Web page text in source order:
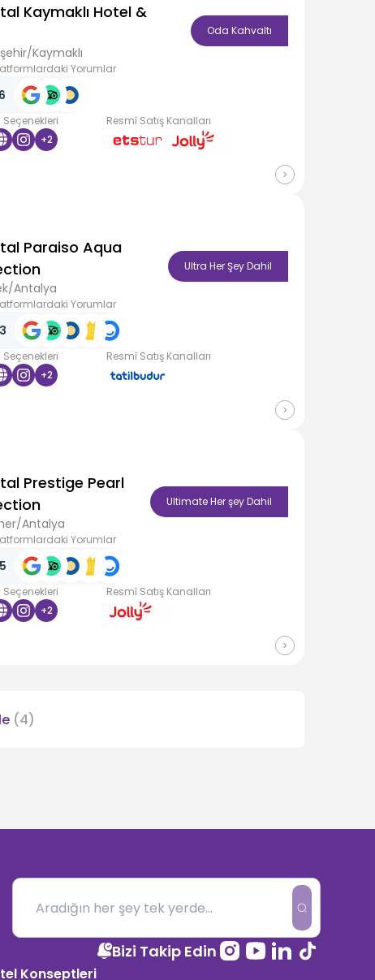
Kaymaklı Hotel &
Kaymaklı
Oda Kahvaltı
Yorumlar
Seçenekleri
+2
Resmî Satış Kanalları
Paraiso Aqua
Antalya
Ultra Her Şey Dahil
Yorumlar
Seçenekleri
+2
Resmî Satış Kanalları
Prestige Pearl
Antalya
Ultimate Her şey Dahil
Yorumlar
Seçenekleri
+2
Resmî Satış Kanalları
(4)
Bizi Takip Edin
Konseptleri